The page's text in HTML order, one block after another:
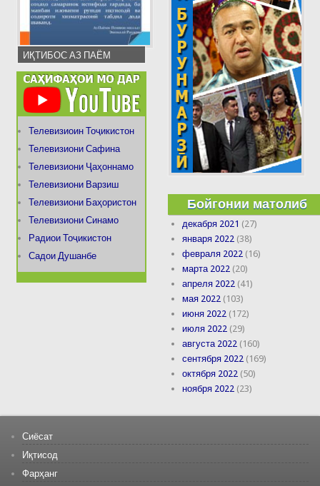
ИҚТИБОС АЗ ПАЁМ
Телевизиоин Тоҷикистон
Телевизиони Сафина
Телевизиони Ҷаҳоннамо
Телевизиони Варзиш
Телевизиони Баҳористон
Телевизиони Синамо
Радиои Тоҷикистон
Садои Душанбе
Бойгонии матолиб
декабря 2021 (27)
января 2022 (38)
февраля 2022 (16)
марта 2022 (20)
апреля 2022 (41)
мая 2022 (103)
июня 2022 (172)
июля 2022 (29)
августа 2022 (160)
сентября 2022 (169)
октября 2022 (50)
ноября 2022 (23)
Сиёсат
Иқтисод
Фарҳанг